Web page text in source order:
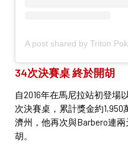
34次決賽桌 終於開胡
自2016年在馬尼拉站初登場
次決賽桌，累計獎金約
濟州，他再次與Barbero連
胡。